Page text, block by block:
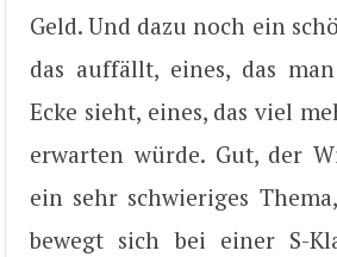
Geld. Und dazu noch ein
das auffällt, eines, das
Ecke sieht, eines, das viel
erwarten würde. Gut, der
ein sehr schwieriges
bewegt sich bei einer S-